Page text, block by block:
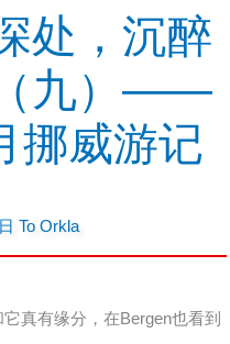
处，沉醉
九）——
挪威游记
To Orkla
真有缘分，在Bergen也看到